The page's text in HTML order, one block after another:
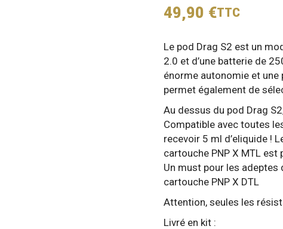
49,90 €TTC
Le pod Drag S2 est un
2.0 et d’une batterie de
énorme autonomie et
permet également de
Au dessus du pod Drag
Compatible avec toutes
recevoir 5 ml d’eliquide !
cartouche PNP X MTL
Un must pour les
cartouche PNP X DTL
Attention, seules les
Livré en kit :